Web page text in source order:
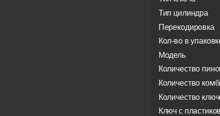
Тип цилиндра
Перекодировка
Кол-во в
Модель
Количество
Количество
Количество
Ключ с